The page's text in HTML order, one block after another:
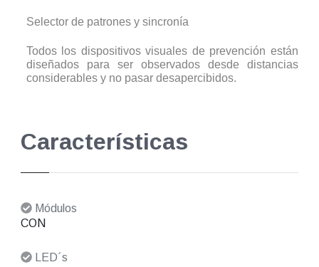
Selector de patrones y sincronía
Todos los dispositivos visuales de prevención están
diseñados para ser observados desde distancias
considerables y no pasar desapercibidos.
Características
Módulos
CON
LED´s